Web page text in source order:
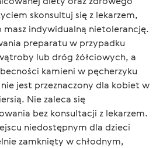
skonsultuj się z lekarzem,
masz indywidualną nietolerancję.
preparatu w przypadku
lub dróg żółciowych, a
kamieni w pęcherzyku
jest przeznaczony dla kobiet w
Nie zaleca się
bez konsultacji z lekarzem.
niedostępnym dla dzieci
zamknięty w chłodnym,